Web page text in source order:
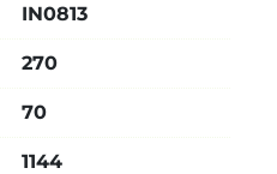
IN0813
270
70
1144